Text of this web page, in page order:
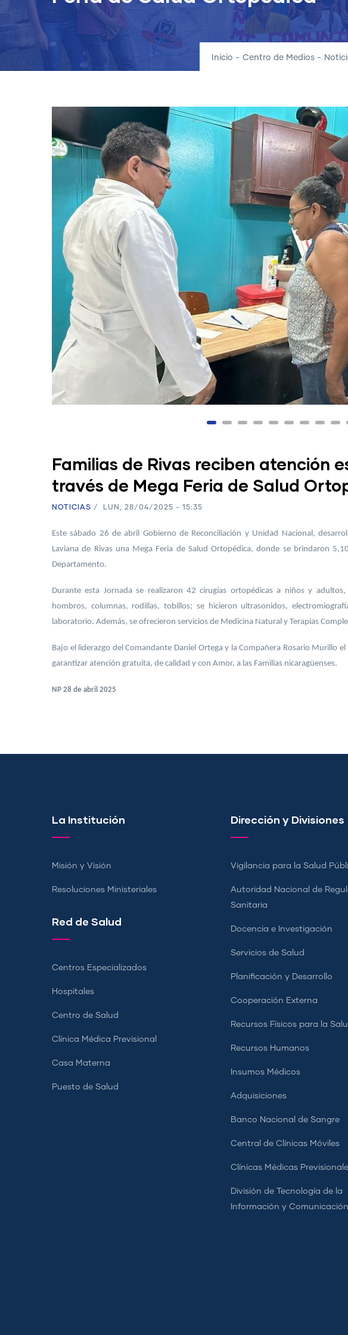
Inicio - Centro de Medios -
Familias de Rivas reciben atención
través de Mega Feria de Salud
NOTICIAS / LUN, 28/04/2025 - 15:35
Este sábado 26 de abril Gobierno de Reconciliación y Unidad Nacional,
Laviana de Rivas una Mega Feria de Salud Ortopédica, donde se brindaron
Departamento.
Durante esta Jornada se realizaron 42 cirugías ortopédicas a niños y
hombros, columnas, rodillas, tobillos; se hicieron ultrasonidos,
laboratorio. Además, se ofrecieron servicios de Medicina Natural y Terapias
Bajo el liderazgo del Comandante Daniel Ortega y la Compañera Rosario Murillo
garantizar atención gratuita, de calidad y con Amor, a las Familias nicaragüenses.
NP 28 de abril 2025
La Institución
Misión y Visión
Resoluciones Ministeriales
Red de Salud
Centros Especializados
Hospitales
Centro de Salud
Clínica Médica Previsional
Casa Materna
Puesto de Salud
Dirección y Divisiones
Vigilancia para la Salud
Autoridad Nacional de
Sanitaria
Docencia e Investigación
Servicios de Salud
Planificación y Desarrollo
Cooperación Externa
Recursos Físicos para la
Recursos Humanos
Insumos Médicos
Adquisiciones
Banco Nacional de Sangre
Central de Clínicas Móviles
Clínicas Médicas
División de Tecnología de la
Información y Comunicación